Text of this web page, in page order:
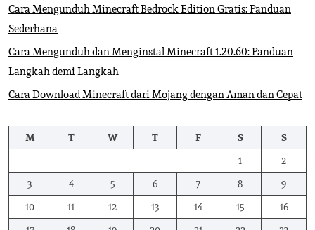
Cara Mengunduh Minecraft Bedrock Edition Gratis: Panduan
Sederhana
Cara Mengunduh dan Menginstal Minecraft 1.20.60: Panduan
Langkah demi Langkah
Cara Download Minecraft dari Mojang dengan Aman dan Cepat
M T W T F S
S
1
2
3
4 5 6 7 8
9
10
11 12 13 14 15
16